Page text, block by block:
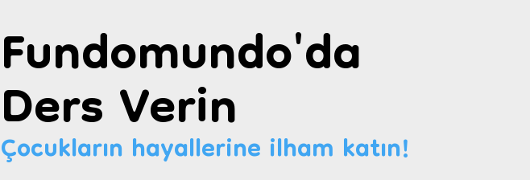
Fundomundo'da
Ders Verin
Çocukların hayallerine ilham katın!